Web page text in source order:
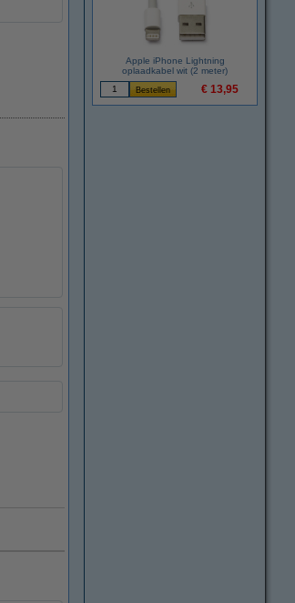
Apple iPhone Lightning
oplaadkabel wit (2 meter)
€ 13,95